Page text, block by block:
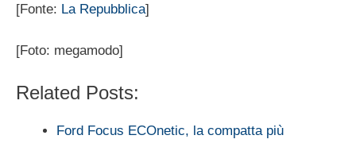
[Fonte: La Repubblica]
[Foto: megamodo]
Related Posts:
Ford Focus ECOnetic, la compatta più